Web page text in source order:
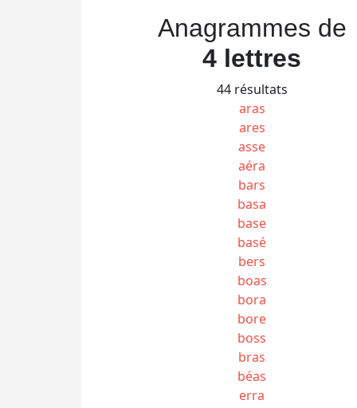
Anagrammes de
4 lettres
44 résultats
aras
ares
asse
aéra
bars
basa
base
basé
bers
boas
bora
bore
boss
bras
béas
erra